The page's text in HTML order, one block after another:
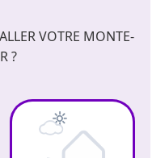
VOTRE MONTE-
?